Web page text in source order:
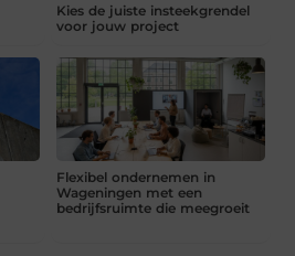
Kies de juiste insteekgrendel
voor jouw project
Flexibel ondernemen in
Wageningen met een
bedrijfsruimte die meegroeit